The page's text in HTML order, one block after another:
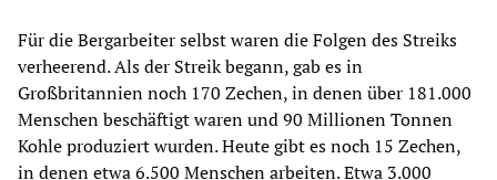
Für die Bergarbeiter selbst waren die Folgen des Streiks
verheerend. Als der Streik begann, gab es in
Großbritannien noch 170 Zechen, in denen über 181.000
Menschen beschäftigt waren und 90 Millionen Tonnen
Kohle produziert wurden. Heute gibt es noch 15 Zechen,
in denen etwa 6.500 Menschen arbeiten. Etwa 3.000